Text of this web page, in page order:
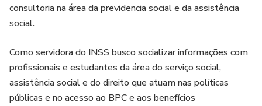
consultoria na área da previdencia social e da assistência
social.
Como servidora do INSS busco socializar informações com
profissionais e estudantes da área do serviço social,
assistência social e do direito que atuam nas políticas
públicas e no acesso ao BPC e aos benefícios